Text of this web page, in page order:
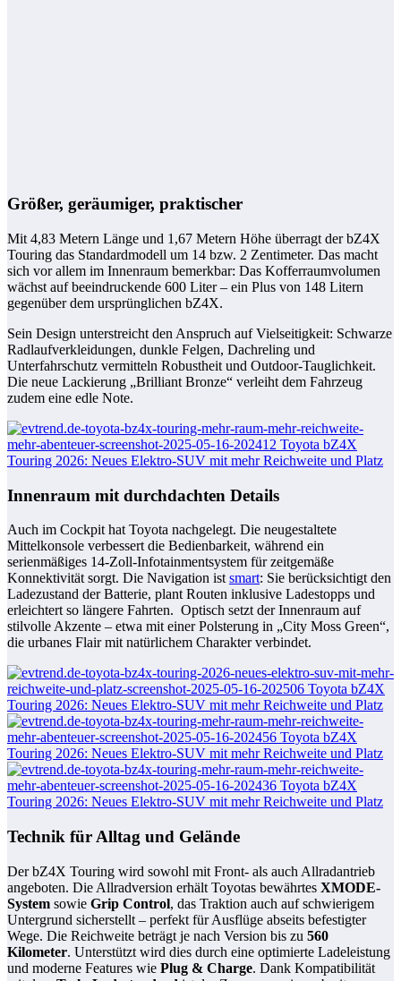
Größer, geräumiger, praktischer
Mit 4,83 Metern Länge und 1,67 Metern Höhe überragt der bZ4X
Touring das Standardmodell um 14 bzw. 2 Zentimeter. Das macht
sich vor allem im Innenraum bemerkbar: Das Kofferraumvolumen
wächst auf beeindruckende 600 Liter – ein Plus von 148 Litern
gegenüber dem ursprünglichen bZ4X.
Sein Design unterstreicht den Anspruch auf Vielseitigkeit: Schwarze
Radlaufverkleidungen, dunkle Felgen, Dachreling und
Unterfahrschutz vermitteln Robustheit und Outdoor-Tauglichkeit.
Die neue Lackierung „Brilliant Bronze“ verleiht dem Fahrzeug
zudem eine edle Note.
Innenraum mit durchdachten Details
Auch im Cockpit hat Toyota nachgelegt. Die neugestaltete
Mittelkonsole verbessert die Bedienbarkeit, während ein
serienmäßiges 14-Zoll-Infotainmentsystem für zeitgemäße
Konnektivität sorgt. Die Navigation istsmart: Sie berücksichtigt den
Ladezustand der Batterie, plant Routen inklusive Ladestopps und
erleichtert so längere Fahrten. Optisch setzt der Innenraum auf
stilvolle Akzente – etwa mit einer Polsterung in „City Moss Green“,
die urbanes Flair mit natürlichem Charakter verbindet.
Technik für Alltag und Gelände
Der bZ4X Touring wird sowohl mit Front- als auch Allradantrieb
angeboten. Die Allradversion erhält Toyotas bewährtes XMODE-
System sowie Grip Control, das Traktion auch auf schwierigem
Untergrund sicherstellt – perfekt für Ausflüge abseits befestigter
Wege. Die Reichweite beträgt je nach Version bis zu 560
Kilometer. Unterstützt wird dies durch eine optimierte Ladeleistung
und moderne Features wie Plug & Charge. Dank Kompatibilität